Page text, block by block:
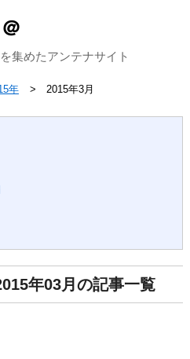
集めたアンテナサイト
年 2015年3月
年03月の記事一覧